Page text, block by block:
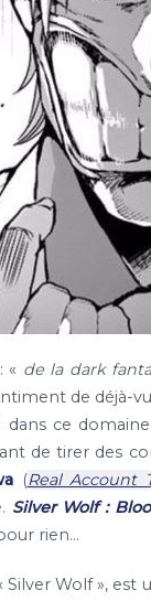
« de la dark
de déjà-
ce
de tirer des
(Real Account
Silver Wolf :
rien…
Wolf »,